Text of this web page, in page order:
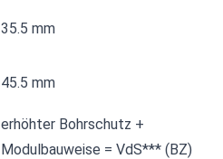
35.5 mm
45.5 mm
erhöhter Bohrschutz +
Modulbauweise = VdS*** (BZ)